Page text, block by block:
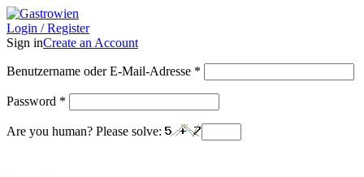
Login / Register
Sign inCreate an Account
Benutzername oder E-Mail-Adresse *
Password *
Are you human? Please solve: